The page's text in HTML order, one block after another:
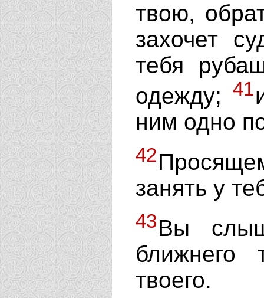
твою,
захочет
тебя
одежду;
41
ним одно
42
занять у
43Вы
ближнего
твоего.